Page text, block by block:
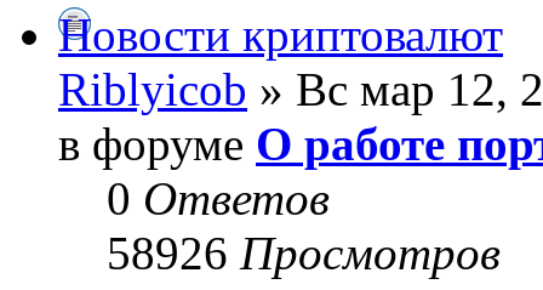
Новости криптовалют
Riblyicob » Вс мар 12,
в форуме О работе
0 Ответов
58926 Просмотров